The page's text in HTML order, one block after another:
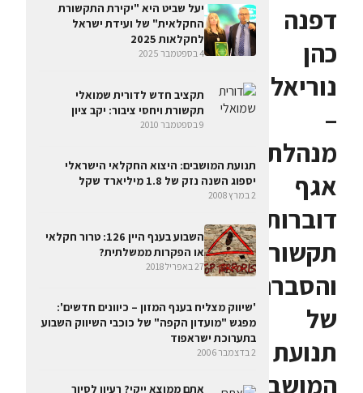
דפנה
כהן
נוריאל
–
מנהלת
אגף
דוברות
תקשורת
והסברה
של
תנועת
המושבים:
יעל שביט היא "יקירת התקשורת
החקלאית" של ועידת ישראל
לחקלאות 2025
4 בספטמבר 2025
תקציב חדש לדורית שמואלי
תקשורת ויחסי ציבור: יקב ציון
9 בספטמבר 2010
תנועת המושבים: היצוא החקלאי הישראלי
יספוג השנה נזק של 1.8 מיליארד שקל
2 במרץ 2008
השבוע בענף היין 126: טרור חקלאי
או הפקרות ממשלתית?
27 באפריל 2018
'שיווק מצליח בענף המזון – כיוונים חדשים':
מפגש "מועדון הקפה" של כוכבי השיווק השבוע
בתערוכת ישראפוד
2 בדצמבר 2006
אתם ממוצא ייקי? רעיון לסיור